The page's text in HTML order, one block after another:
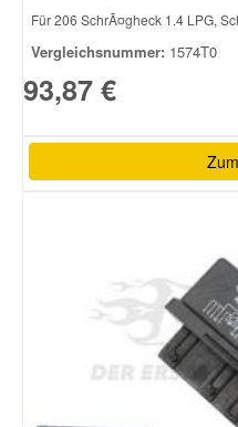
Für 206 SchrÃ¤gheck 1.4 LPG,
Vergleichsnummer: 1574T0
93,87 €